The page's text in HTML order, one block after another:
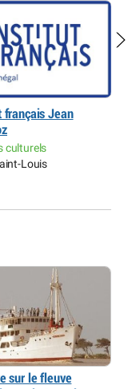
français Jean
culturels
Louis
sur le fleuve